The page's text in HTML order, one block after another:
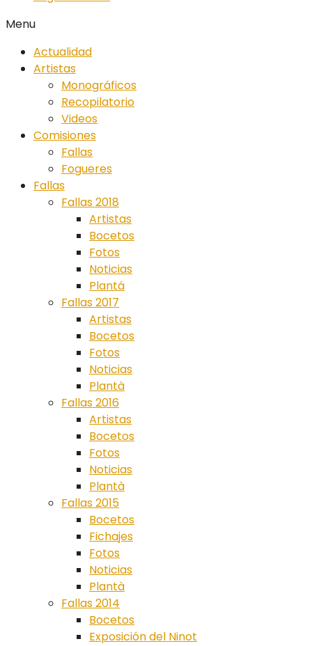
Menu
Actualidad
Artistas
Monográficos
Recopilatorio
Videos
Comisiones
Fallas
Fogueres
Fallas
Fallas 2018
Artistas
Bocetos
Fotos
Noticias
Plantá
Fallas 2017
Artistas
Bocetos
Fotos
Noticias
Plantà
Fallas 2016
Artistas
Bocetos
Fotos
Noticias
Plantà
Fallas 2015
Bocetos
Fichajes
Fotos
Noticias
Plantà
Fallas 2014
Bocetos
Exposición del Ninot